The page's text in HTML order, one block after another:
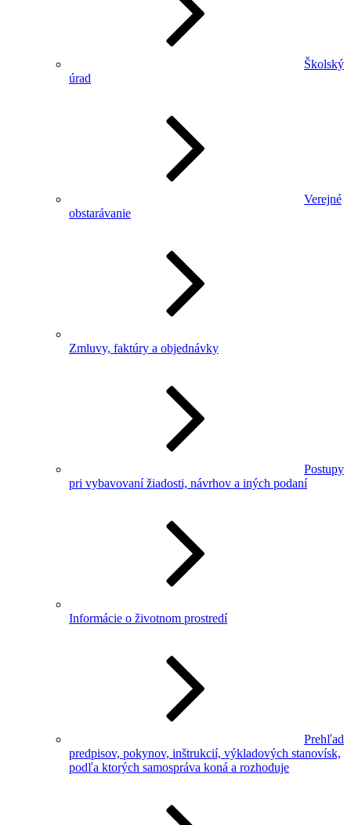
Školský
úrad
Verejné
obstarávanie
Zmluvy, faktúry a objednávky
Postupy
pri vybavovaní žiadosti, návrhov a iných podaní
Informácie o životnom prostredí
Prehľad
predpisov, pokynov, inštrukcií, výkladových stanovísk,
podľa ktorých samospráva koná a rozhoduje